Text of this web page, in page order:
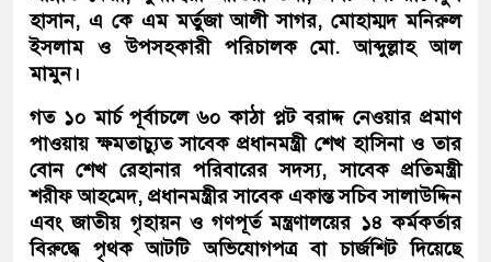
হাসান, এ কে এম মর্তুজা আলী সাগর, মোহাম্মদ মনিরুল
ইসলাম ও উপসহকারী পরিচালক মো. আব্দুল্লাহ আল
মামুন।
গত ১০ মার্চ পূর্বাচলে ৬০ কাঠা প্লট বরাদ্দ নেওয়ার প্রমাণ
পাওয়ায় ক্ষমতাচ্যুত সাবেক প্রধানমন্ত্রী শেখ হাসিনা ও তার
বোন শেখ রেহানার পরিবারের সদস্য, সাবেক প্রতিমন্ত্রী
শরীফ আহমেদ, প্রধানমন্ত্রীর সাবেক একান্ত সচিব সালাউদ্দিন
এবং জাতীয় গৃহায়ন ও গণপূর্ত মন্ত্রণালয়ের ১৪ কর্মকর্তার
বিরুদ্ধে পৃথক আটটি অভিযোগপত্র বা চার্জশিট দিয়েছে